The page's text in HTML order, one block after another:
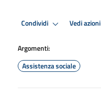
Condividi Vedi azioni
Argomenti:
Assistenza sociale